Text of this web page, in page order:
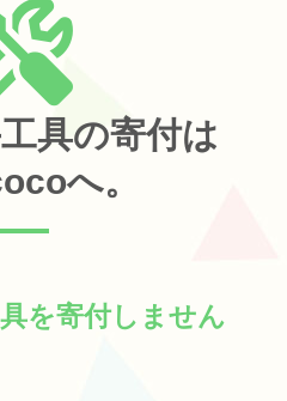
具の寄付は
へ。
を寄付しません